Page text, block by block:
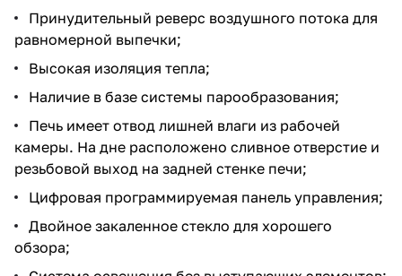
Принудительный реверс воздушного потока для
равномерной выпечки;
Высокая изоляция тепла;
Наличие в базе системы парообразования;
Печь имеет отвод лишней влаги из рабочей
камеры. На дне расположено сливное отверстие и
резьбовой выход на задней стенке печи;
Цифровая программируемая панель управления;
Двойное закаленное стекло для хорошего
обзора;